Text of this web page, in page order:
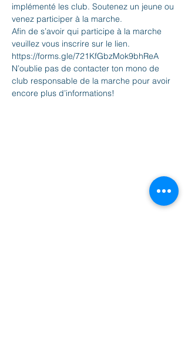
implémenté les club. Soutenez un jeune ou
venez participer à la marche.
Afin de s’avoir qui participe à la marche
veuillez vous inscrire sur le lien.
https://forms.gle/721KfGbzMok9bhReA
N’oublie pas de contacter ton mono de
club responsable de la marche pour avoir
encore plus d’informations!